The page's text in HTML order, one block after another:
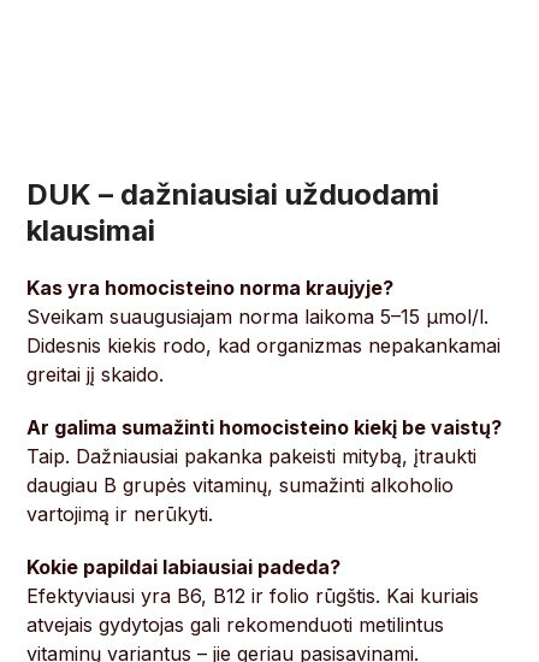
DUK – dažniausiai užduodami
klausimai
Kas yra homocisteino norma kraujyje?
Sveikam suaugusiajam norma laikoma 5–15 µmol/l.
Didesnis kiekis rodo, kad organizmas nepakankamai
greitai jį skaido.
Ar galima sumažinti homocisteino kiekį be vaistų?
Taip. Dažniausiai pakanka pakeisti mitybą, įtraukti
daugiau B grupės vitaminų, sumažinti alkoholio
vartojimą ir nerūkyti.
Kokie papildai labiausiai padeda?
Efektyviausi yra B6, B12 ir folio rūgštis. Kai kuriais
atvejais gydytojas gali rekomenduoti metilintus
vitaminų variantus – jie geriau pasisavinami.